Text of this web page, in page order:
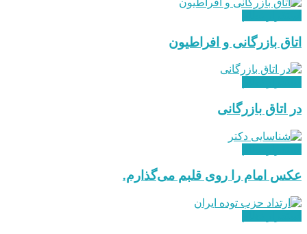
اتاق بازرگانی و افراطیون
در اتاق بازرگانی
عکس امام را روی قلبم می‌گذارم.